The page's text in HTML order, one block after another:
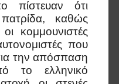
πίστευαν ότι
καθώς
κομμουνιστές
που
την απόσπαση
το ελληνικό